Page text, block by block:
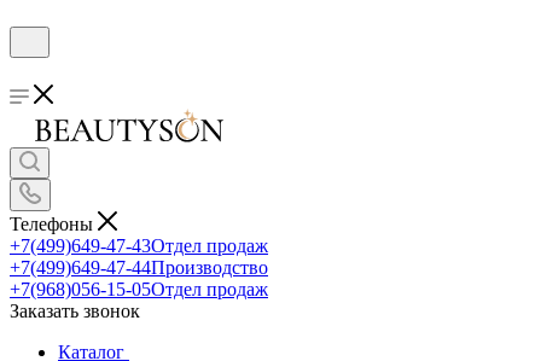
Телефоны
+7(499)649-47-43Отдел продаж
+7(499)649-47-44Производство
+7(968)056-15-05Отдел продаж
Заказать звонок
Каталог